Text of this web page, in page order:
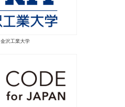
金沢工業大学